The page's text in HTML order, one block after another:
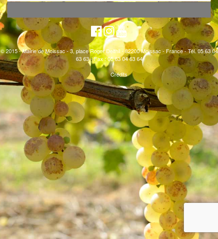
© 2015 - Mairie de Moissac - 3, place Roger Delthil - 82200 Moissac - France - Tél. 05 63 04
63 63 - Fax : 05 63 04 63 64
Crédits